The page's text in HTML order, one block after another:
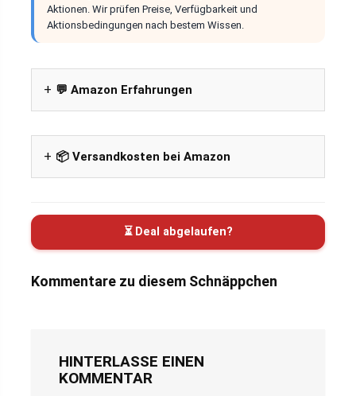
Aktionen. Wir prüfen Preise, Verfügbarkeit und
Aktionsbedingungen nach bestem Wissen.
💬 Amazon Erfahrungen
📦 Versandkosten bei Amazon
⏳ Deal abgelaufen?
Kommentare zu diesem Schnäppchen
HINTERLASSE EINEN
KOMMENTAR